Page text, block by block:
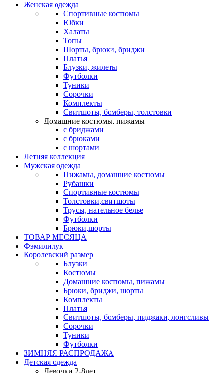
Женская одежда
Спортивные костюмы
Юбки
Халаты
Топы
Шорты, брюки, бриджи
Платья
Блузки, жилеты
Футболки
Туники
Сорочки
Комплекты
Свитшоты, бомберы, толстовки
Домашние костюмы, пижамы
с бриджами
с брюками
с шортами
Летняя коллекция
Мужская одежда
Пижамы, домашние костюмы
Рубашки
Спортивные костюмы
Толстовки,свитшоты
Трусы, нательное белье
Футболки
Брюки,шорты
ТОВАР МЕСЯЦА
Фэмилилук
Королевский размер
Блузки
Костюмы
Домашние костюмы, пижамы
Брюки, бриджи, шорты
Комплекты
Платья
Свитшоты, бомберы, пиджаки, лонгсливы
Сорочки
Туники
Футболки
ЗИМНЯЯ РАСПРОДАЖА
Детская одежда
Девочки 2-8лет